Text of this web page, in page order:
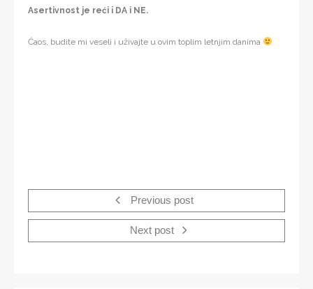
Asertivnost je reći i DA i NE.
Ćaos, budite mi veseli i uživajte u ovim toplim letnjim danima
Previous post
Next post